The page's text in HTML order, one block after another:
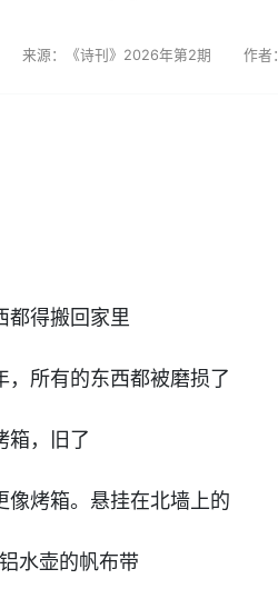
来源：《诗刊》2026年第2期 作者
都得搬回家里
，所有的东西都被磨损了
箱，旧了
像烤箱。悬挂在北墙上的
水壶的帆布带